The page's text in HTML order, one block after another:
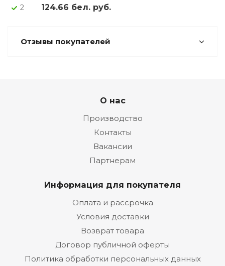
2 124.66 бел. руб.
Отзывы покупателей
О нас
Производство
Контакты
Вакансии
Партнерам
Информация для покупателя
Оплата и рассрочка
Условия доставки
Возврат товара
Договор публичной оферты
Политика обработки персональных данных